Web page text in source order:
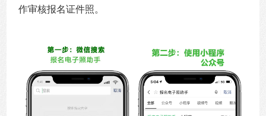
作审核报名证件照。